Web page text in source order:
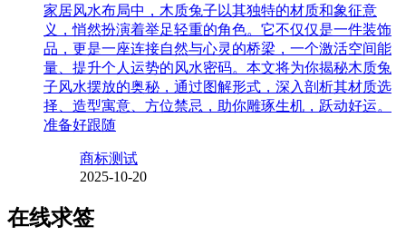
家居风水布局中，木质兔子以其独特的材质和象征意
义，悄然扮演着举足轻重的角色。它不仅仅是一件装饰
品，更是一座连接自然与心灵的桥梁，一个激活空间能
量、提升个人运势的风水密码。本文将为你揭秘木质兔
子风水摆放的奥秘，通过图解形式，深入剖析其材质选
择、造型寓意、方位禁忌，助你雕琢生机，跃动好运。
准备好跟随
商标测试
2025-10-20
在线求签